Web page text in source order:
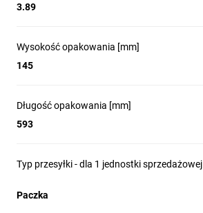
3.89
Wysokość opakowania [mm]
145
Długość opakowania [mm]
593
Typ przesyłki - dla 1 jednostki sprzedażowej
Paczka